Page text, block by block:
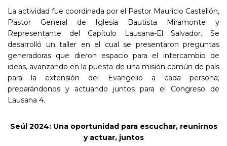
La actividad fue coordinada por el Pastor Mauricio Castellón,
Pastor General de Iglesia Bautista Miramonte y
Representante del Capítulo Lausana-El Salvador. Se
desarrolló un taller en el cual se presentaron preguntas
generadoras que dieron espacio para el intercambio de
ideas, avanzando en la puesta de una misión común de país
para la extensión del Evangelio a cada persona;
preparándonos y actuando juntos para el Congreso de
Lausana 4.
Seúl 2024: Una oportunidad para escuchar, reunirnos
y actuar, juntos